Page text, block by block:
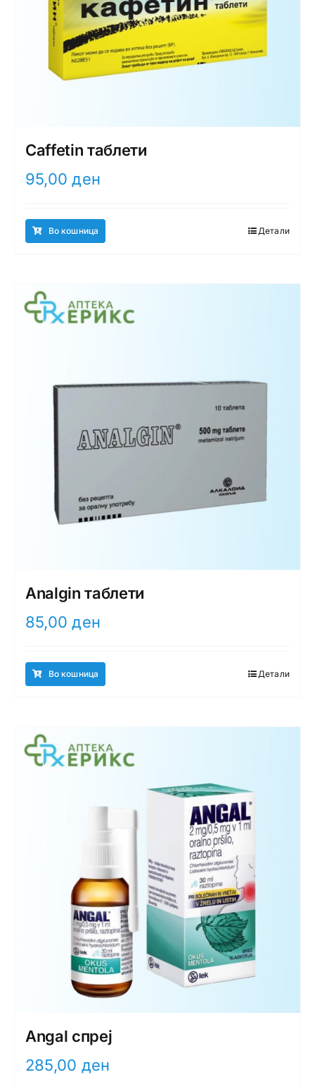
Caffetin таблети
95,00ден
Во кошница Детали
Analgin таблети
85,00ден
Во кошница Детали
Angal спреј
285,00 ден